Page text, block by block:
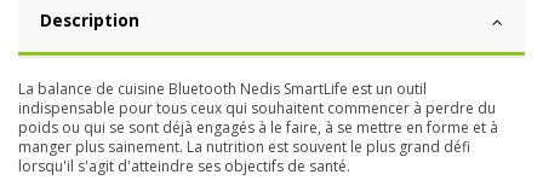
Description
La balance de cuisine Bluetooth Nedis SmartLife est un outil
indispensable pour tous ceux qui souhaitent commencer à perdre du
poids ou qui se sont déjà engagés à le faire, à se mettre en forme et à
manger plus sainement. La nutrition est souvent le plus grand défi
lorsqu'il s'agit d'atteindre ses objectifs de santé.